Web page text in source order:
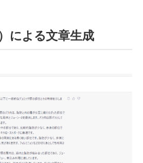
による文章生成